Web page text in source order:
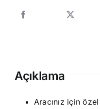
Açıklama
Aracınız için